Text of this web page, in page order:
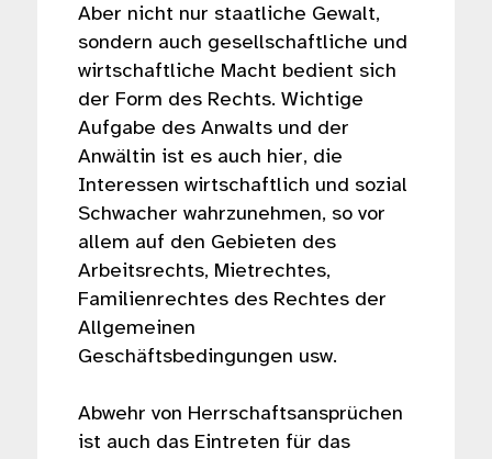
Aber nicht nur staatliche Gewalt,
sondern auch gesellschaftliche und
wirtschaftliche Macht bedient sich
der Form des Rechts. Wichtige
Aufgabe des Anwalts und der
Anwältin ist es auch hier, die
Interessen wirtschaftlich und sozial
Schwacher wahrzunehmen, so vor
allem auf den Gebieten des
Arbeitsrechts, Mietrechtes,
Familienrechtes des Rechtes der
Allgemeinen
Geschäftsbedingungen usw.
Abwehr von Herrschaftsansprüchen
ist auch das Eintreten für das